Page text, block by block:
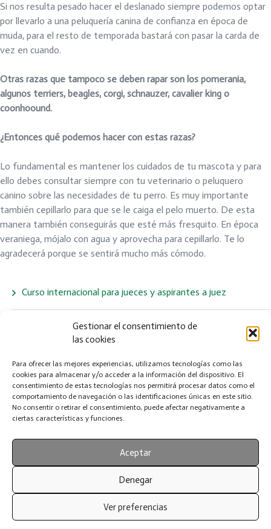
Gestionar el consentimiento de
las cookies
Para ofrecer las mejores experiencias, utilizamos tecnologías como las
cookies para almacenar y/o acceder a la información del dispositivo. El
consentimiento de estas tecnologías nos permitirá procesar datos como el
comportamiento de navegación o las identificaciones únicas en este sitio.
No consentir o retirar el consentimiento, puede afectar negativamente a
ciertas características y funciones.
Aceptar
Denegar
Ver preferencias
Si nos resulta pesado hacer el deslanado siempre podemos optar
por llevarlo a una peluquería canina de confianza en época de
muda, para el resto de temporada bastará con pasar la carda de
vez en cuando.
Otras razas que tampoco se deben rapar son los pomerania,
algunos terriers, beagles, corgi, schnauzer, cavalier king o
coonhoound.
¿Entonces qué podemos hacer con estas razas?
Lo fundamental es mantener los cuidados de tu mascota y para
ello debes consultar siempre con tu veterinario o peluquero
canino sobre las necesidades de tu perro. Es muy importante
también cepillarlo para que se le caiga el pelo muerto. De esta
manera también conseguirás que esté más fresquito. En época
veraniega, mójalo con agua y aprovecha para cepillarlo. Te lo
agradecerá porque se sentirá mucho más cómodo.
Curso internacional para jueces y aspirantes a juez
LA IMPORTANCIA DE LA TAURINA EN LA DIETA DE LOS
Jornadas de Adopción y Exposición Canina Nacional – 23 y 24
de Mayo de 2026 en ZigZag, Murcia
LA IMPORTANCIA DE CONTROLAR LOS PARÁSITOS EN
PERROS
Resultados oficiales: Exposición Canina de Puerto Lumbreras